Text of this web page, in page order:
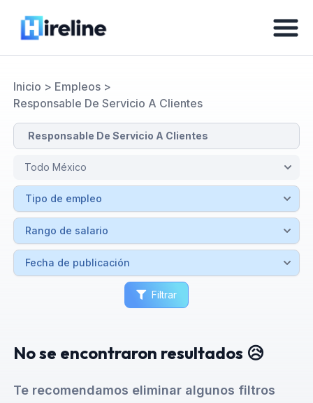
Inicio > Empleos>
Responsable De Servicio A Clientes
Filtrar
No se encontraron resultados 😥
Te recomendamos eliminar algunos filtros